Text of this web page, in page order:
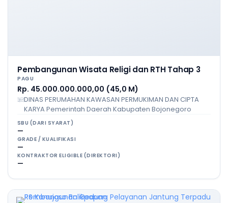
Pembangunan Wisata Religi dan RTH Tahap 3
PAGU
Rp. 45.000.000.000,00 (45,0 M)
DINAS PERUMAHAN KAWASAN PERMUKIMAN DAN CIPTA
KARYA Pemerintah Daerah Kabupaten Bojonegoro
SBU (DARI SYARAT)
—
GRADE / KUALIFIKASI
—
KONTRAKTOR ELIGIBLE (DIREKTORI)
—